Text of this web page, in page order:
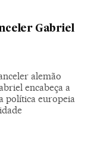
Gabriel
alemão
encabeça a
política europeia